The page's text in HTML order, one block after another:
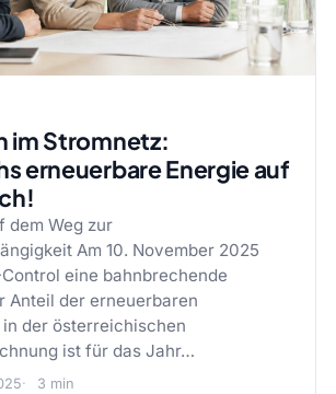
im Stromnetz:
erneuerbare Energie auf
dem Weg zur
Am 10. November 2025
eine bahnbrechende
Anteil der erneuerbaren
der österreichischen
ist für das Jahr…
3 min